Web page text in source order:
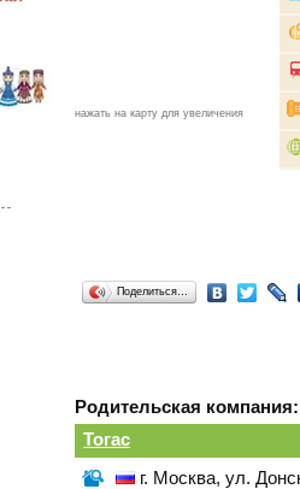
нажать на карту для увеличения
Поделиться…
Родительская компания:
Тогас
г. Москва, ул.